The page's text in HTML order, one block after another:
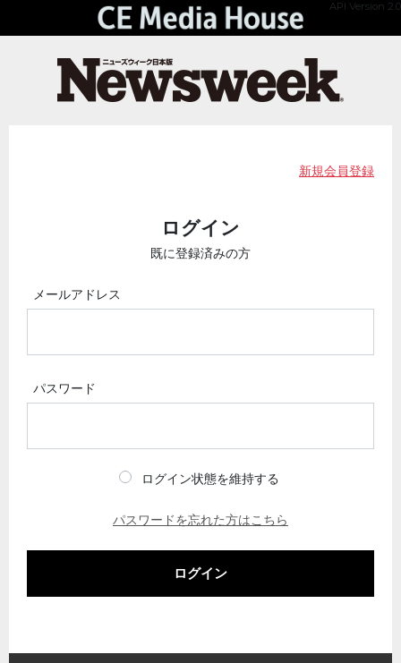
API Version 2.0
新規会員登録
ログイン
既に登録済みの方
メールアドレス
パスワード
ログイン状態を維持する
パスワードを忘れた方はこちら
ログイン